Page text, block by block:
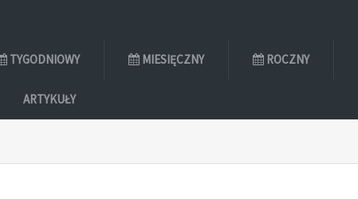
TYGODNIOWY MIESIĘCZNY ROCZNY
ARTYKUŁY